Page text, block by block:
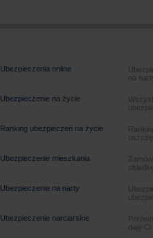
Ubezpieczenia online
na
Ubezpieczenie na życie
Ranking ubezpieczeń na życie
Ubezpieczenie mieszkania
Ubezpieczenie na narty
Ubezpieczenie narciarskie
daję